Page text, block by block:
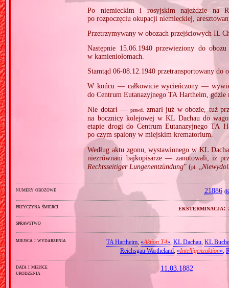
Po niemieckim i rosyjskim najeździe na
po rozpoczęciu okupacji niemieckiej,
Przetrzymywany w obozach przejściowych IL
Następnie 15.06.1940 przewieziony do
w kamieniołomach.
Stamtąd 06‐08.12.1940 przetransportowany do
W końcu — całkowicie wycieńczony —
do Centrum Eutanazyjnego TA Hartheim, gdzie
Nie dotarł — prawd. zmarł już w obozie, tuż
na bocznicy kolejowej w KL Dachau do
etapie drogi do Centrum Eutanazyjnego TA
po czym spalony w miejskim krematorium.
Według aktu zgonu, wystawionego w KL
niezrównani bajkopisarze — zanotowali, iż
Rechtsseitiger Lungenentzündung” (pl.
numery obozowe 21886 (
przyczyna śmierci eksterminacja:
sprawstwo
miejsca i wydarzenia TA Hartheim ,«Aktion T4» ,KL Dachau ,KL
Reichsgau Wartheland, «Intelligenzaktion»,
data i miejsce
urodzenia
11.03.1882